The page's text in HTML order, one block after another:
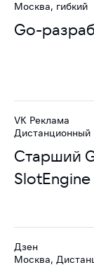
Go-
Москва, гибкий
Старший
SlotEngine
VK Реклама
Дистанционный
Дзен
Москва,